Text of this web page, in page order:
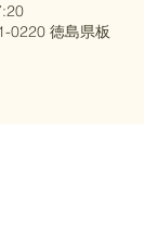
0220 徳島県板